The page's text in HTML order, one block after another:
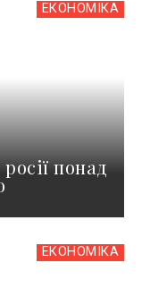
ЕКОНОМІКА
понад
ЕКОНОМІКА